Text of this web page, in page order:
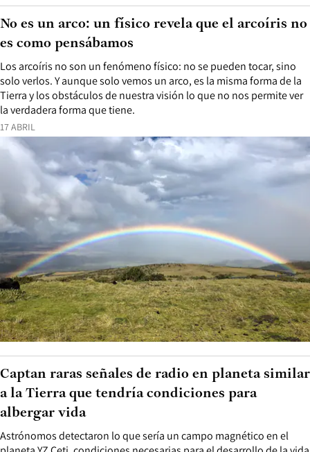
17 ABRIL
Los arcoíris no son un fenómeno físico: no se pueden tocar, sino
solo verlos. Y aunque solo vemos un arco, es la misma forma de la
Tierra y los obstáculos de nuestra visión lo que no nos permite ver
la verdadera forma que tiene.
No es un arco: un físico revela que el arcoíris no
es como pensábamos
Astrónomos detectaron lo que sería un campo magnético en el
Captan raras señales de radio en planeta similar
a la Tierra que tendría condiciones para
albergar vida